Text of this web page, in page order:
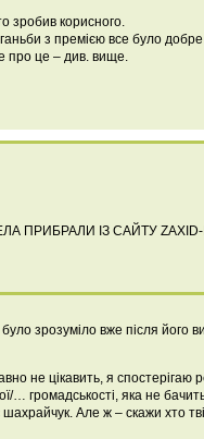
зробив корисного.
з премією все було
про це – див. вище.
ПРИБРАЛИ ІЗ САЙТУ ZAXID-
зрозуміло вже після його
не цікавить, я спостерігаю
… громадськості, яка не
Але ж – скажи хто